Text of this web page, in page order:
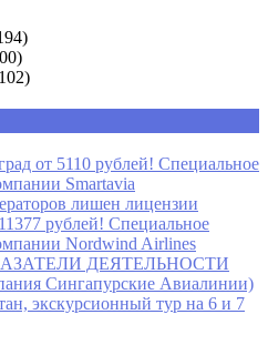
от 5110 рублей! Специальное
Smartavia
лишен лицензии
рублей! Специальное
Nordwind Airlines
ДЕЯТЕЛЬНОСТИ
Сингапурские Авиалинии)
экскурсионный тур на 6 и 7